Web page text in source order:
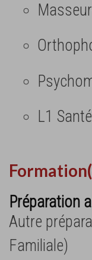
L1 Santé
Préparation
Autre
Familiale)